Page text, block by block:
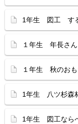
1年生 図工 す
１年生 年長さん
１年生 秋のおも
1年生 八ツ杉森
1年生 図工なら